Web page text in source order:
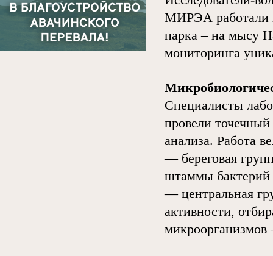
МИРЭА
парка – на мысу
мониторинга
Специалисты
провели
анализа. Работа
— береговая
штаммы бактерий
— центральная
активности,